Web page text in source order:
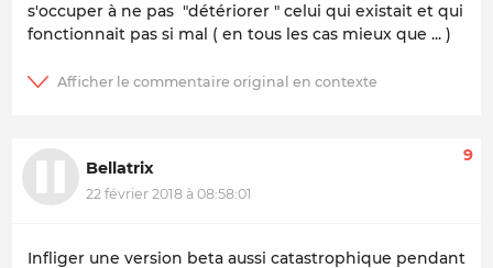
s'occuper à ne pas "détériorer " celui qui existait et qui
fonctionnait pas si mal ( en tous les cas mieux que ... )
Bellatrix
22 février 2018 à 08:58:01
9
Infliger une version beta aussi catastrophique pendant